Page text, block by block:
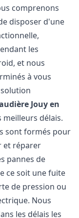
comprenons
disposer d'une
les
et nous
à vous
Jouy en
meilleurs délais.
sont formés pour
et réparer
pannes de
ce soit une fuite
de pression ou
Nous
les délais les